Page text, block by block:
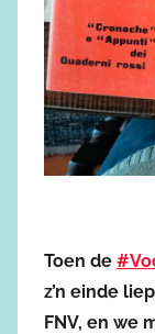
Toen de
z’n einde
FNV, en we